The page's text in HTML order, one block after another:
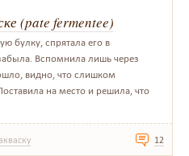
(pate fermentee)
булку, спрятала его в
Вспомнила лишь через
видно, что слишком
на место и решила, что
12